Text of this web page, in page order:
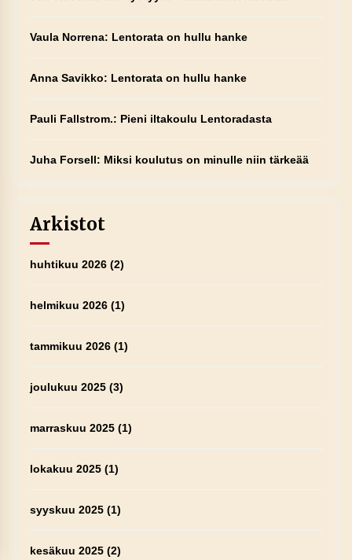
Vaula Norrena: Lentorata on hullu hanke
Anna Savikko: Lentorata on hullu hanke
Pauli Fallstrom.: Pieni iltakoulu Lentoradasta
Juha Forsell: Miksi koulutus on minulle niin tärkeää
Arkistot
huhtikuu 2026(2)
helmikuu 2026(1)
tammikuu 2026(1)
joulukuu 2025(3)
marraskuu 2025(1)
lokakuu 2025(1)
syyskuu 2025(1)
kesäkuu 2025(2)